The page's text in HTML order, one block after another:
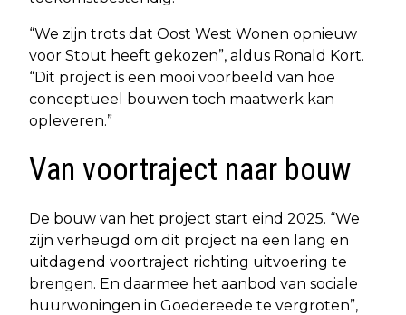
“We zijn trots dat Oost West Wonen opnieuw
voor Stout heeft gekozen”, aldus Ronald Kort.
“Dit project is een mooi voorbeeld van hoe
conceptueel bouwen toch maatwerk kan
opleveren.”
Van voortraject naar bouw
De bouw van het project start eind 2025. “We
zijn verheugd om dit project na een lang en
uitdagend voortraject richting uitvoering te
brengen. En daarmee het aanbod van sociale
huurwoningen in Goedereede te vergroten”,